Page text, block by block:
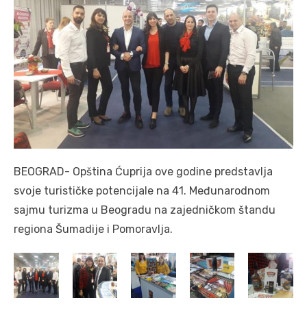
BEOGRAD- Opština Ćuprija ove godine predstavlja
svoje turističke potencijale na 41. Međunarodnom
sajmu turizma u Beogradu na zajedničkom štandu
regiona Šumadije i Pomoravlja.